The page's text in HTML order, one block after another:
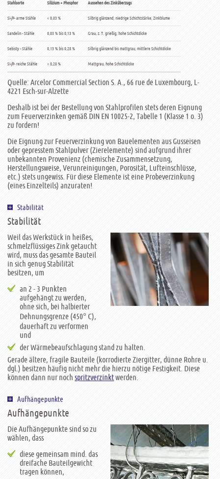
Stahlsorte Silizium + Phosphor Aussehen des Zinküberzugs
Si-/P- arme Stähle < 0,03 % Silbrig glänzend, niedrige Schichtstärke, Zinkblume
Sandelin - Stähle 0,03 % bis 0,13 % Grau, z. T. grießig, hohe Schichtdicke
Sebisty - Stähle 0,13 % bis 0,28 % Silbrig glänzend bis mattgrau, mittlere Schichtdicke
Si-/P- reiche Stähle > 0,28 % Mattgrau, hohe Schichtdicke
Quelle: Arcelor Commercial Section S. A., 66 rue de Luxembourg, L-
4221 Esch-sur-Alzette
Deshalb ist bei der Bestellung von Stahlprofilen stets deren Eignung
zum Feuerverzinken gemäß DIN EN 10025-2, Tabelle 1 (Klasse 1 o. 3)
zu fordern!
Die Eignung zur Feuerverzinkung von Bauelementen aus Gusseisen
oder gepresstem Stahlpulver (Zierelemente) sind aufgrund ihrer
unbekannten Provenienz (chemische Zusammensetzung,
Herstellungsweise, Verunreinigungen, Porosität, Lufteinschlüsse,
etc.) stets ungewiss. Für diese Elemente ist eine Probeverzinkung
(eines Einzelteils) anzuraten!
Stabilität
Stabilität
Weil das Werkstück in heißes,
schmelzflüssiges Zink getaucht
wird, muss das gesamte Bauteil
in sich genug Stabilität
besitzen, um
an 2 - 3 Punkten
aufgehängt zu werden,
ohne sich, bei halbierter
Dehnungsgrenze (450° C),
dauerhaft zu verformen
und
der Wärmebeaufschlagung stand zu halten.
Gerade ältere, fragile Bauteile (korrodierte Ziergitter, dünne Rohre u.
dgl.) besitzen häufig nicht mehr die hierzu nötige Festigkeit. Diese
können dann nur noch spritzverzinktwerden.
Aufhängepunkte
Aufhängepunkte
Die Aufhängepunkte sind so zu
wählen, dass
diese gemeinsam mind. das
dreifache Bauteilgewicht
tragen können,